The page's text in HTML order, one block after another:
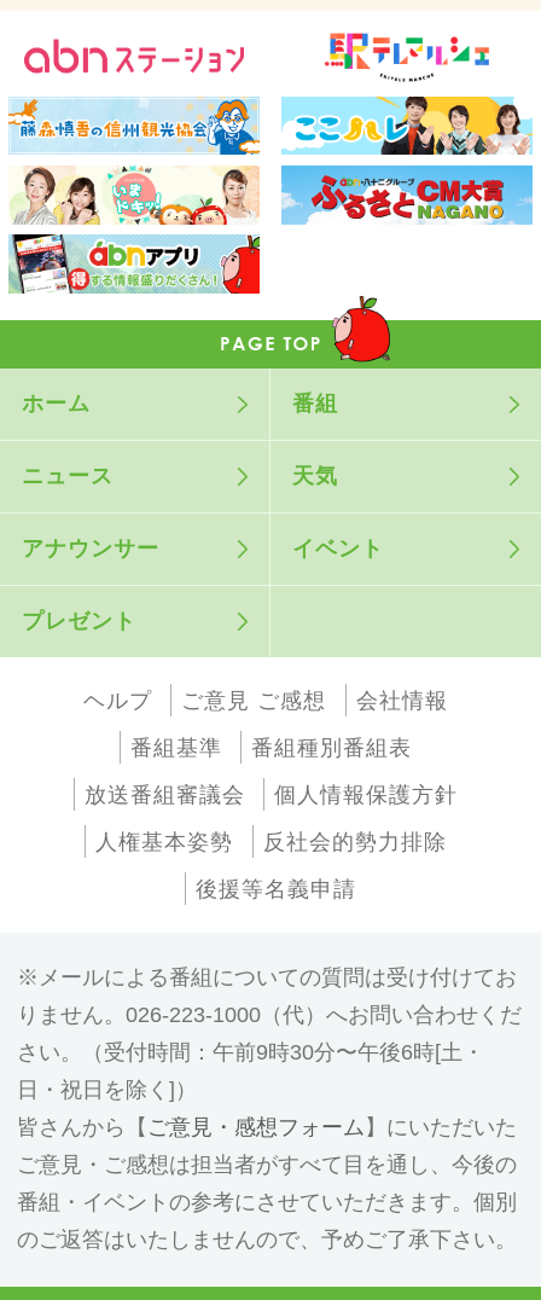
ホーム 番組
ニュース 天気
アナウンサー イベント
プレゼント
ヘルプ ご意見 ご感想
会社情報
番組基準
番組種別番組表
放送番組審議会
個人情報保護方針
人権基本姿勢
反社会的勢力排除
後援等名義申請
メールによる番組についての質問は受け付けてお
りません。026-223-1000（代）へお問い合わせくだ
さい。（受付時間：午前9時30分〜午後6時[土・
日・祝日を除く]）
皆さんから【 ご意見・感想フォーム 】にいただいた
ご意見・ご感想は担当者がすべて目を通し、今後の
番組・イベントの参考にさせていただきます。個別
のご返答はいたしませんので、予めご了承下さい。